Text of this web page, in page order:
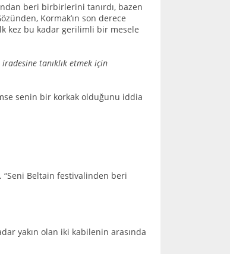
beri birbirlerini tanırdı, bazen
Kormak’ın son derece
kez bu kadar gerilimli bir mesele
iradesine tanıklık etmek için
senin bir korkak olduğunu iddia
Beltain festivalinden beri
yakın olan iki kabilenin arasında